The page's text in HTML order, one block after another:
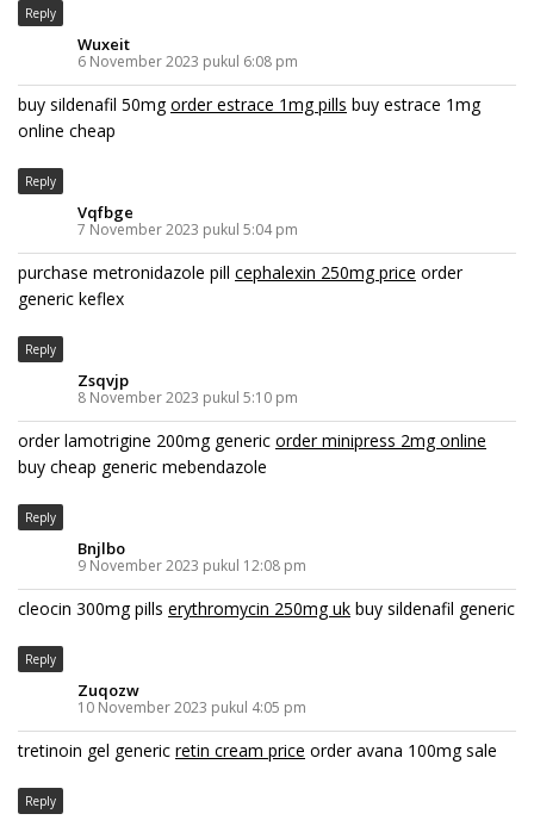
Reply
Wuxeit
6 November 2023 pukul 6:08 pm
buy sildenafil 50mgorder estrace 1mg pills buy estrace 1mg
online cheap
Reply
Vqfbge
7 November 2023 pukul 5:04 pm
purchase metronidazole pill cephalexin 250mg price order
generic keflex
Reply
Zsqvjp
8 November 2023 pukul 5:10 pm
order lamotrigine 200mg generic order minipress 2mg online
buy cheap generic mebendazole
Reply
Bnjlbo
9 November 2023 pukul 12:08 pm
cleocin 300mg pills erythromycin 250mg uk buy sildenafil generic
Reply
Zuqozw
10 November 2023 pukul 4:05 pm
tretinoin gel generic retin cream price order avana 100mg sale
Reply